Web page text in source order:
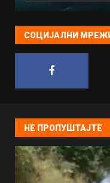
СОЦИЈАЛНИ
НЕ ПРОПУШТАЈТЕ